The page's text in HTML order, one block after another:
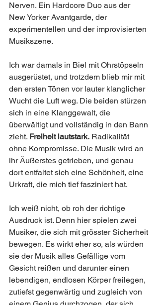
Nerven. Ein Hardcore Duo aus der
New Yorker Avantgarde, der
experimentellen und der improvisierten
Musikszene.
Ich war damals in Biel mit Ohrstöpseln
ausgerüstet, und trotzdem blieb mir mit
den ersten Tönen vor lauter klanglicher
Wucht die Luft weg. Die beiden stürzen
sich in eine Klanggewalt, die
überwältigt und vollständig in den Bann
zieht. Freiheit lautstark. Radikalität
ohne Kompromisse. Die Musik wird an
ihr Äußerstes getrieben, und genau
dort entfaltet sich eine Schönheit, eine
Urkraft, die mich tief fasziniert hat.
Ich weiß nicht, ob roh der richtige
Ausdruck ist. Denn hier spielen zwei
Musiker, die sich mit grösster Sicherheit
bewegen. Es wirkt eher so, als würden
sie der Musik alles Gefällige vom
Gesicht reißen und darunter einen
lebendigen, endlosen Körper freilegen,
zutiefst gegenwärtig und zugleich von